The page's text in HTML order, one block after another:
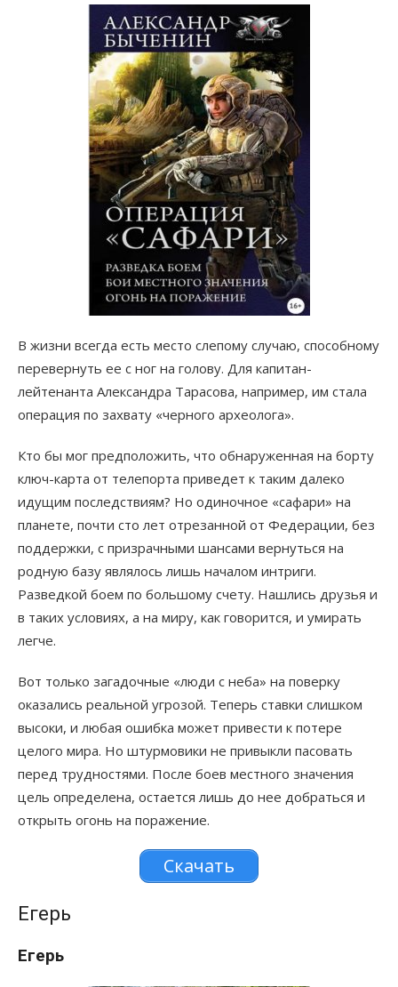
В жизни всегда есть место слепому случаю, способному
перевернуть ее с ног на голову. Для капитан-
лейтенанта Александра Тарасова, например, им стала
операция по захвату «черного археолога».
Кто бы мог предположить, что обнаруженная на борту
ключ-карта от телепорта приведет к таким далеко
идущим последствиям? Но одиночное «сафари» на
планете, почти сто лет отрезанной от Федерации, без
поддержки, с призрачными шансами вернуться на
родную базу являлось лишь началом интриги.
Разведкой боем по большому счету. Нашлись друзья и
в таких условиях, а на миру, как говорится, и умирать
легче.
Вот только загадочные «люди с неба» на поверку
оказались реальной угрозой. Теперь ставки слишком
высоки, и любая ошибка может привести к потере
целого мира. Но штурмовики не привыкли пасовать
перед трудностями. После боев местного значения
цель определена, остается лишь до нее добраться и
открыть огонь на поражение.
Скачать
Егерь
Егерь